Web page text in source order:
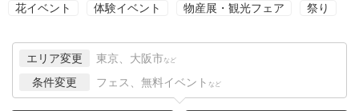
花イベント 体験イベント 物産展・観光フェア 祭り
エリア変更 東京、大阪市 など
条件変更 フェス、無料イベント など